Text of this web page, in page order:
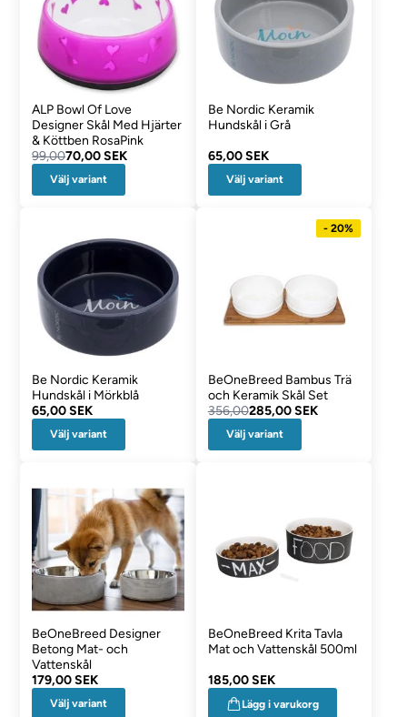
ALP Bowl Of Love
Designer Skål Med Hjärter
& Köttben RosaPink
99,0070,00 SEK
Välj variant
Be Nordic Keramik
Hundskål i Grå
65,00 SEK
Välj variant
Be Nordic Keramik
Hundskål i Mörkblå
65,00 SEK
Välj variant
- 20%
BeOneBreed Bambus Trä
och Keramik Skål Set
356,00285,00 SEK
Välj variant
BeOneBreed Designer
Betong Mat- och
Vattenskål
179,00 SEK
Välj variant
BeOneBreed Krita Tavla
Mat och Vattenskål 500ml
185,00 SEK
Lägg i varukorg